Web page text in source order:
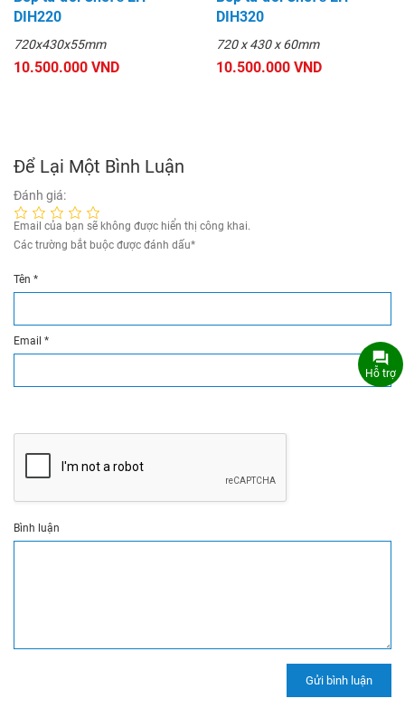
DIH220
720x430x55mm
10.500.000 VND
DIH320
720 x 430 x 60mm
10.500.000 VND
Để Lại Một Bình Luận
Đánh giá:
Email của bạn sẽ không được hiển thị công khai.
Các trường bắt buộc được đánh dấu*
Tên *
Email *
Bình luận
Hỗ trợ